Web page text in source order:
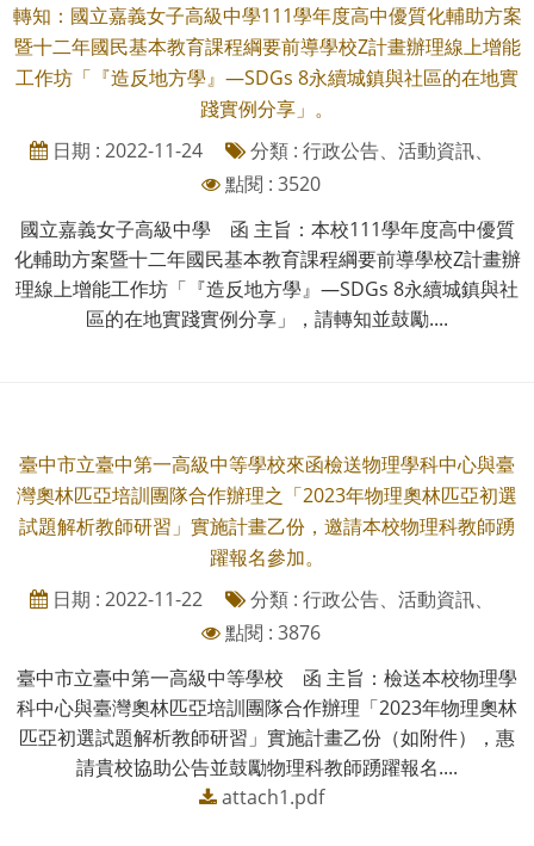
轉知：國立嘉義女子高級中學111學年度高中優質化輔助方案
暨十二年國民基本教育課程綱要前導學校Z計畫辦理線上增能
工作坊「『造反地方學』—SDGs 8永續城鎮與社區的在地實
踐實例分享」。
日期 : 2022-11-24
分類 : 行政公告、活動資訊、
點閱 : 3520
國立嘉義女子高級中學 函 主旨：本校111學年度高中優質
化輔助方案暨十二年國民基本教育課程綱要前導學校Z計畫辦
理線上增能工作坊「『造反地方學』—SDGs 8永續城鎮與社
區的在地實踐實例分享」，請轉知並鼓勵....
臺中市立臺中第一高級中等學校來函檢送物理學科中心與臺
灣奧林匹亞培訓團隊合作辦理之「2023年物理奧林匹亞初選
試題解析教師研習」實施計畫乙份，邀請本校物理科教師踴
躍報名參加。
日期 : 2022-11-22
分類 : 行政公告、活動資訊、
點閱 : 3876
臺中市立臺中第一高級中等學校 函 主旨：檢送本校物理學
科中心與臺灣奧林匹亞培訓團隊合作辦理「2023年物理奧林
匹亞初選試題解析教師研習」實施計畫乙份（如附件），惠
請貴校協助公告並鼓勵物理科教師踴躍報名....
attach1.pdf